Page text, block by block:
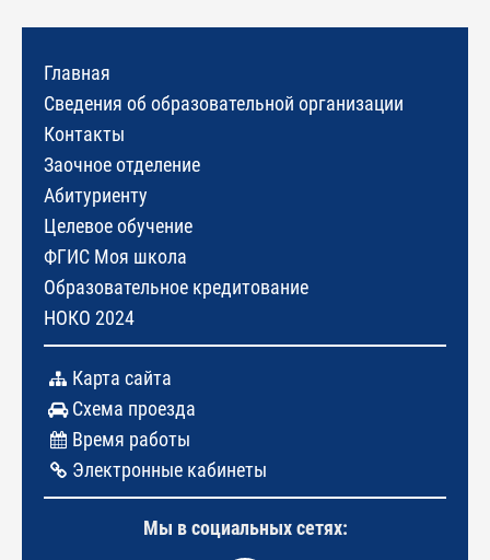
Главная
Сведения об образовательной организации
Контакты
Заочное отделение
Абитуриенту
Целевое обучение
ФГИС Моя школа
Образовательное кредитование
НОКО 2024
Карта сайта
Схема проезда
Время работы
Электронные кабинеты
Мы в социальных сетях: